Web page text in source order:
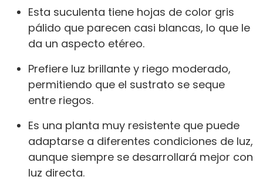
Esta suculenta tiene hojas de color gris
pálido que parecen casi blancas, lo que le
da un aspecto etéreo.
Prefiere luz brillante y riego moderado,
permitiendo que el sustrato se seque
entre riegos.
Es una planta muy resistente que puede
adaptarse a diferentes condiciones de luz,
aunque siempre se desarrollará mejor con
luz directa.